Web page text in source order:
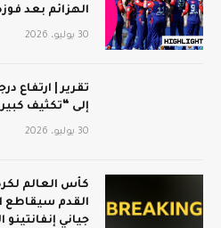
الهزائم بعد
30 يوليو، 2026
تقرير | ارتفاع
إلى “تكثيف
30 يوليو، 2026
كأس العالم لكرة
القدم سيقاطع
جياني إنفانتينو